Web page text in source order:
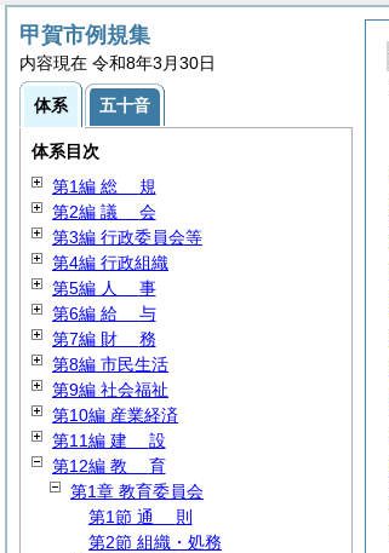
甲賀市例規集
内容現在 令和8年3月30日
体系 五十音
体系目次
第1編 総 規
第2編 議 会
第3編 行政委員会等
第4編 行政組織
第5編 人 事
第6編 給 与
第7編 財 務
第8編 市民生活
第9編 社会福祉
第10編 産業経済
第11編 建 設
第12編 教 育
第1章 教育委員会
第1節 通 則
第2節 組織・処務